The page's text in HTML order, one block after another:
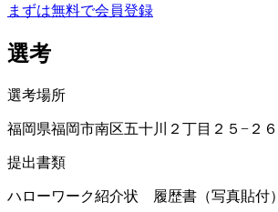
まずは無料で会員登録
選考
選考場所
福岡県福岡市南区五十川２丁目２５−２６
提出書類
ハローワーク紹介状 履歴書（写真貼付）